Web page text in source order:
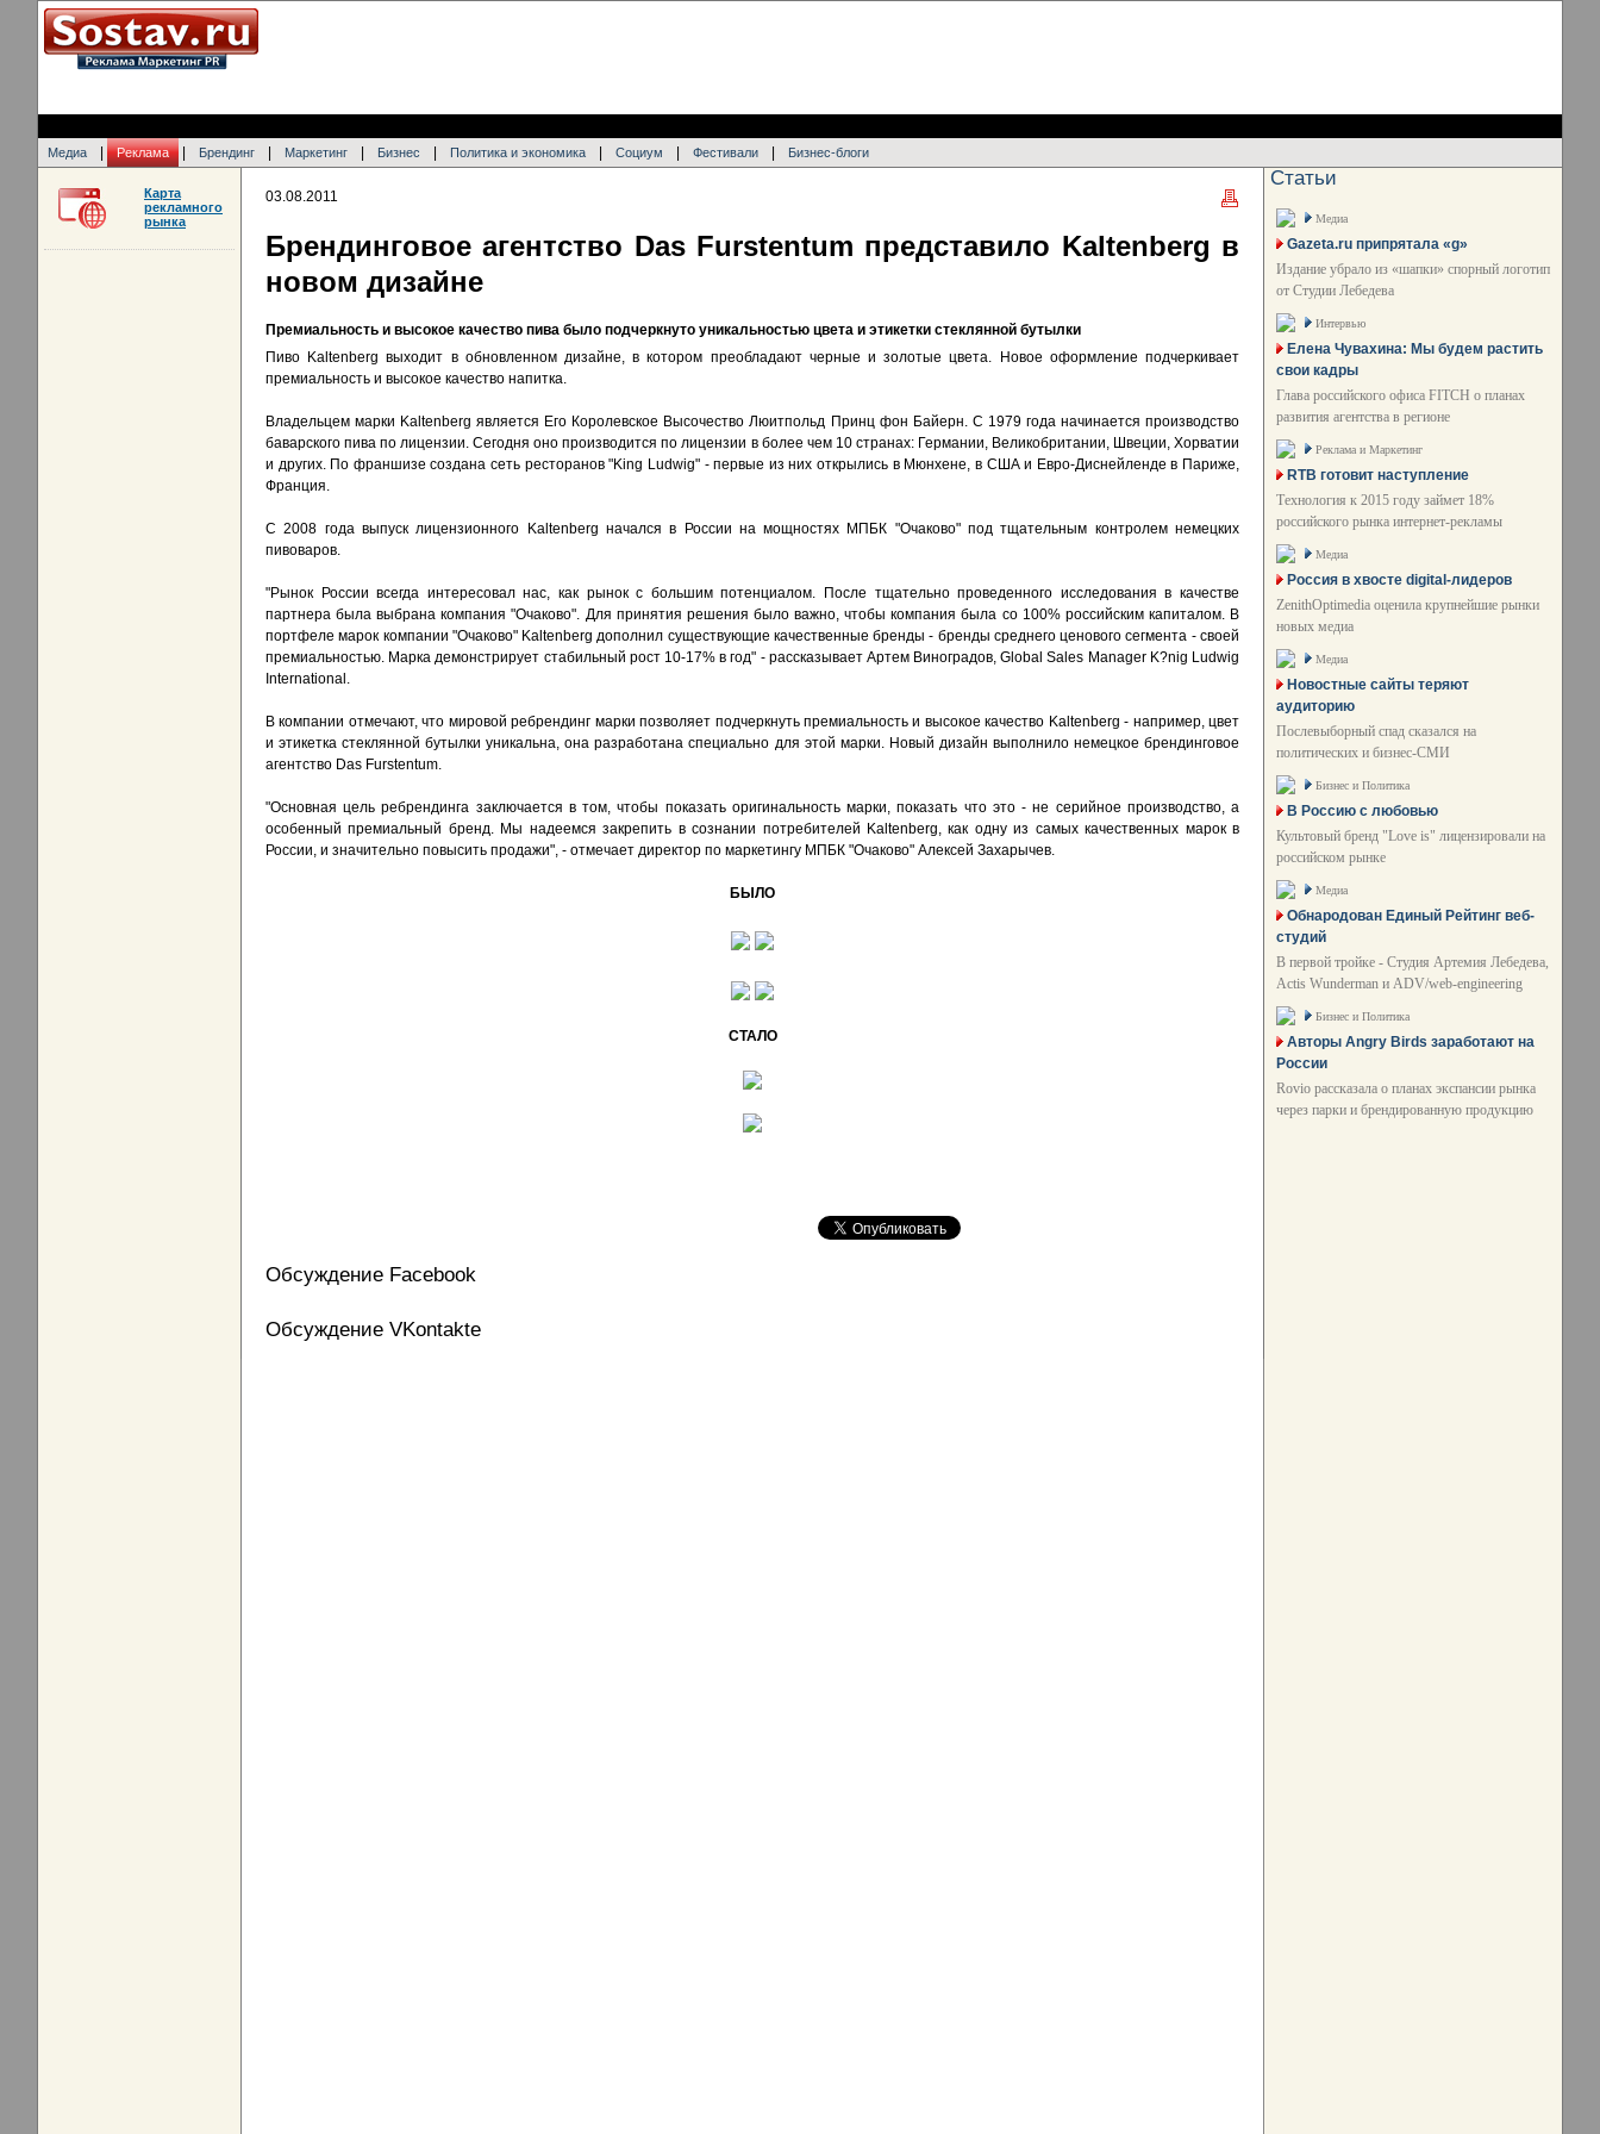
Медиа Реклама Брендинг Маркетинг Бизнес Политика и экономика Социум Фестивали Бизнес-блоги
03.08.2011
Брендинговое агентство Das Furstentum представило Kaltenberg в
новом дизайне
Премиальность и высокое качество пива было подчеркнуто уникальностью цвета и этикетки стеклянной бутылки
Пиво Kaltenberg выходит в обновленном дизайне, в котором преобладают черные и золотые цвета. Новое оформление подчеркивает
премиальность и высокое качество напитка.
Владельцем марки Kaltenberg является Его Королевское Высочество Люитпольд Принц фон Байерн. С 1979 года начинается производство
баварского пива по лицензии. Сегодня оно производится по лицензии в более чем 10 странах: Германии, Великобритании, Швеции, Хорватии
и других. По франшизе создана сеть ресторанов "King Ludwig" - первые из них открылись в Мюнхене, в США и Евро-Диснейленде в Париже,
Франция.
С 2008 года выпуск лицензионного Kaltenberg начался в России на мощностях МПБК "Очаково" под тщательным контролем немецких
пивоваров.
"Рынок России всегда интересовал нас, как рынок с большим потенциалом. После тщательно проведенного исследования в качестве
партнера была выбрана компания "Очаково". Для принятия решения было важно, чтобы компания была со 100% российским капиталом. В
портфеле марок компании "Очаково" Kaltenberg дополнил существующие качественные бренды - бренды среднего ценового сегмента - своей
премиальностью. Марка демонстрирует стабильный рост 10-17% в год" - рассказывает Артем Виноградов, Global Sales Manager K?nig Ludwig
International.
В компании отмечают, что мировой ребрендинг марки позволяет подчеркнуть премиальность и высокое качество Kaltenberg - например, цвет
и этикетка стеклянной бутылки уникальна, она разработана специально для этой марки. Новый дизайн выполнило немецкое брендинговое
агентство Das Furstentum.
"Основная цель ребрендинга заключается в том, чтобы показать оригинальность марки, показать что это - не серийное производство, а
особенный премиальный бренд. Мы надеемся закрепить в сознании потребителей Kaltenberg, как одну из самых качественных марок в
России, и значительно повысить продажи", - отмечает директор по маркетингу МПБК "Очаково" Алексей Захарычев.
БЫЛО
СТАЛО
Обсуждение Facebook
Обсуждение VKontakte
Карта
рекламного
рынка
Статьи
Медиа
Gazeta.ru припрятала «g»
Издание убрало из «шапки» спорный логотип
от Студии Лебедева
Интервью
Елена Чувахина: Мы будем растить
свои кадры
Глава российского офиса FITCH о планах
развития агентства в регионе
Реклама и Маркетинг
RTB готовит наступление
Технология к 2015 году займет 18%
российского рынка интернет-рекламы
Медиа
Россия в хвосте digital-лидеров
ZenithOptimedia оценила крупнейшие рынки
новых медиа
Медиа
Новостные сайты теряют
аудиторию
Послевыборный спад сказался на
политических и бизнес-СМИ
Бизнес и Политика
В Россию с любовью
Культовый бренд "Love is" лицензировали на
российском рынке
Медиа
Обнародован Единый Рейтинг веб-
студий
В первой тройке - Студия Артемия Лебедева,
Actis Wunderman и ADV/web-engineering
Бизнес и Политика
Авторы Angry Birds заработают на
России
Rovio рассказала о планах экспансии рынка
через парки и брендированную продукцию